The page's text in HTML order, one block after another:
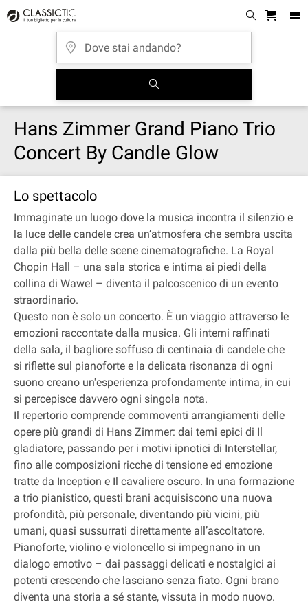
Hans Zimmer Grand Piano Trio
Concert By Candle Glow
Lo spettacolo
Immaginate un luogo dove la musica incontra il silenzio e
la luce delle candele crea un’atmosfera che sembra uscita
dalla più bella delle scene cinematografiche. La Royal
Chopin Hall – una sala storica e intima ai piedi della
collina di Wawel – diventa il palcoscenico di un evento
straordinario.
Questo non è solo un concerto. È un viaggio attraverso le
emozioni raccontate dalla musica. Gli interni raffinati
della sala, il bagliore soffuso di centinaia di candele che
si riflette sul pianoforte e la delicata risonanza di ogni
suono creano un'esperienza profondamente intima, in cui
si percepisce davvero ogni singola nota.
Il repertorio comprende commoventi arrangiamenti delle
opere più grandi di Hans Zimmer: dai temi epici di Il
gladiatore, passando per i motivi ipnotici di Interstellar,
fino alle composizioni ricche di tensione ed emozione
tratte da Inception e Il cavaliere oscuro. In una formazione
a trio pianistico, questi brani acquisiscono una nuova
profondità, più personale, diventando più vicini, più
umani, quasi sussurrati direttamente all’ascoltatore.
Pianoforte, violino e violoncello si impegnano in un
dialogo emotivo – dai passaggi delicati e nostalgici ai
potenti crescendo che lasciano senza fiato. Ogni brano
diventa una storia a sé stante, vissuta in modo nuovo.